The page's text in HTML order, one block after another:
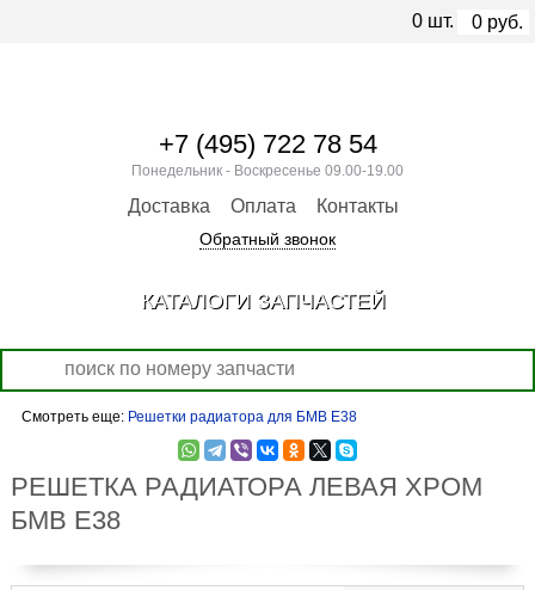
Смотреть еще: Решетки радиатора для БМВ Е38
РЕШЕТКА РАДИАТОРА ЛЕВАЯ ХРОМ
БМВ Е38
+7 (495) 722 78 54
Понедельник - Воскресенье 09.00-19.00
Доставка Оплата Контакты
Обратный звонок
0 шт. 0 руб.
КАТАЛОГИ ЗАПЧАСТЕЙ